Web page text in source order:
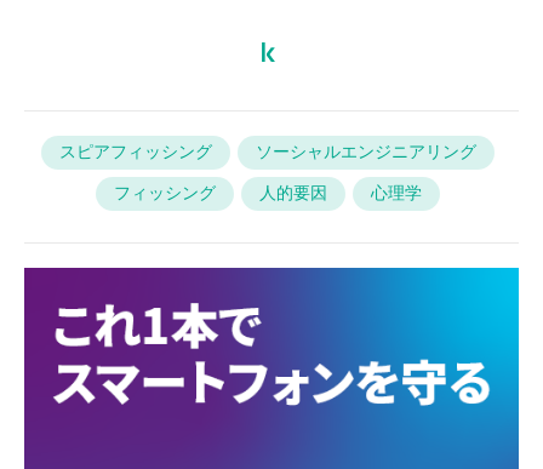
スピアフィッシング
ソーシャルエンジニアリング
フィッシング
人的要因 心理学